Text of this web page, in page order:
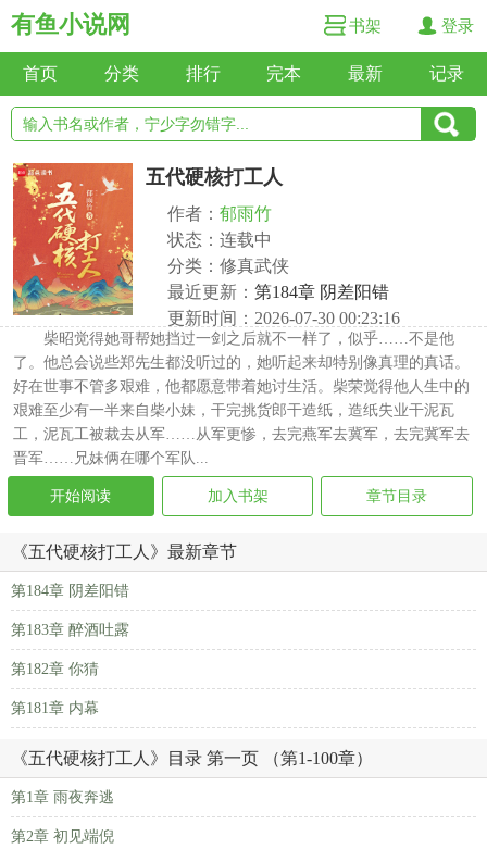
有鱼小说网 书架 登录
首页 分类 排行 完本 最新 记录
五代硬核打工人
作者： 郁雨竹
状态：连载中
分类：修真武侠
最近更新： 第184章 阴差阳错
更新时间：2026-07-30 00:23:16
柴昭觉得她哥帮她挡过一剑之后就不一样了，似乎……不是他
了。他总会说些郑先生都没听过的，她听起来却特别像真理的真话。
好在世事不管多艰难，他都愿意带着她讨生活。柴荣觉得他人生中的
艰难至少有一半来自柴小妹，干完挑货郎干造纸，造纸失业干泥瓦
工，泥瓦工被裁去从军……从军更惨，去完燕军去冀军，去完冀军去
晋军……兄妹俩在哪个军队...
开始阅读 加入书架 章节目录
《五代硬核打工人》最新章节
第184章 阴差阳错
第183章 醉酒吐露
第182章 你猜
第181章 内幕
《五代硬核打工人》目录 第一页 （第1-100章）
第1章 雨夜奔逃
第2章 初见端倪